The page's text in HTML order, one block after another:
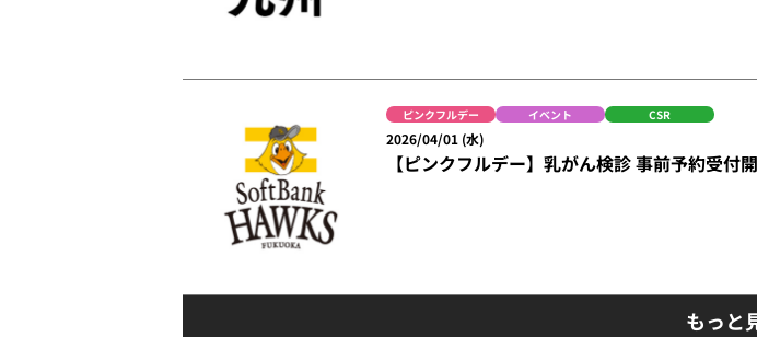
ピンクフルデー イベント CSR
2026/04/01 (水)
【ピンクフルデー】乳がん検診 事前予約受付
もっと